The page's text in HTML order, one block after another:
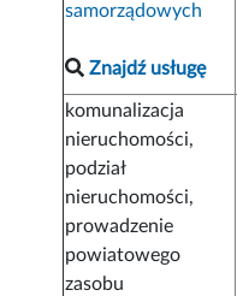
samorządowych
Znajdź usługę
komunalizacja
nieruchomości,
podział
nieruchomości,
prowadzenie
powiatowego
zasobu